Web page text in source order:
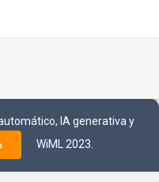
IA generativa y
WiML 2023.